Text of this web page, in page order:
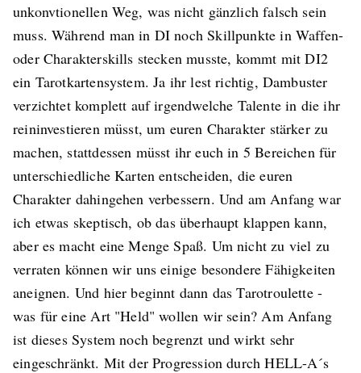
unkonvtionellen Weg, was nicht gänzlich falsch sein
muss. Während man in DI noch Skillpunkte in Waffen-
oder Charakterskills stecken musste, kommt mit DI2
ein Tarotkartensystem. Ja ihr lest richtig, Dambuster
verzichtet komplett auf irgendwelche Talente in die ihr
reininvestieren müsst, um euren Charakter stärker zu
machen, stattdessen müsst ihr euch in 5 Bereichen für
unterschiedliche Karten entscheiden, die euren
Charakter dahingehen verbessern. Und am Anfang war
ich etwas skeptisch, ob das überhaupt klappen kann,
aber es macht eine Menge Spaß. Um nicht zu viel zu
verraten können wir uns einige besondere Fähigkeiten
aneignen. Und hier beginnt dann das Tarotroulette -
was für eine Art "Held" wollen wir sein? Am Anfang
ist dieses System noch begrenzt und wirkt sehr
eingeschränkt. Mit der Progression durch HELL-A´s